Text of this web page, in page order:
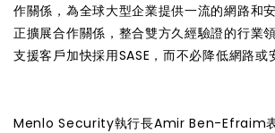
作關係，為全球大型企業提供一流的網路和
正擴展合作關係，整合雙方久經驗證的行業
支援客戶加快採用SASE，而不必降低網路或
Menlo Security執行長Amir Ben-Efraim